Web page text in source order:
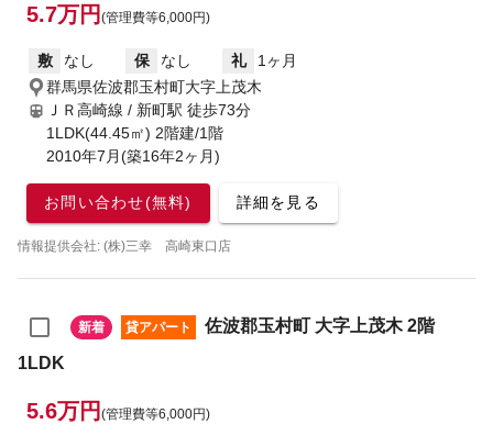
5.7万円 (管理費等6,000円)
敷 なし 保 なし 礼
1ヶ月
群馬県佐波郡玉村町大字上茂木
ＪＲ高崎線 / 新町駅 徒歩73分
1LDK(44.45㎡) 2階建/1階
2010年7月(築16年2ヶ月)
お問い合わせ(無料) 詳細を見る
情報提供会社: (株)三幸 高崎東口店
新着 貸アパート
佐波郡玉村町 大字上茂木 2階
1LDK
5.6万円 (管理費等6,000円)